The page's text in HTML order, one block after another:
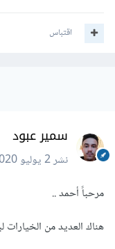
اقتباس
سمير عبود
نشر2 يوليو 2020
مرحباً أحمد ..
هناك العديد من الخيارات